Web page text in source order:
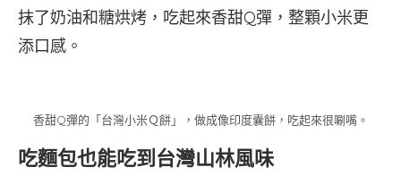
抹了奶油和糖烘烤，吃起來香甜Q彈，整顆小米更
添口感。
香甜Q彈的「台灣小米Ｑ餅」，做成像印度囊餅，吃起來很唰嘴。
吃麵包也能吃到台灣山林風味